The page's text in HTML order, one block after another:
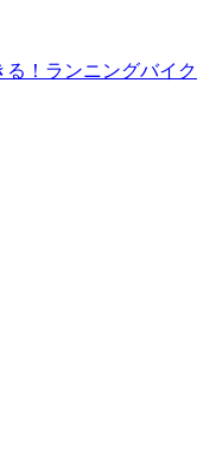
！ランニングバイク